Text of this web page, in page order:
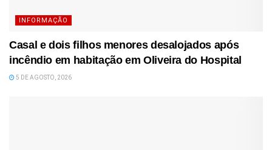
INFORMAÇÃO
Casal e dois filhos menores desalojados após
incêndio em habitação em Oliveira do Hospital
5 DE AGOSTO, 2026